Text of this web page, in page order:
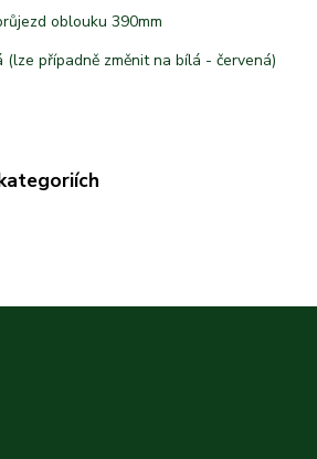
oblouku 390mm
případně změnit na bílá - červená)